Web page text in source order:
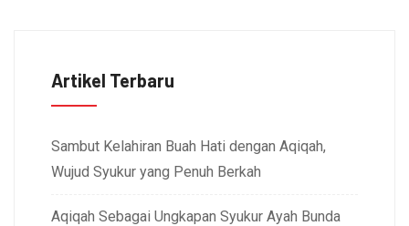
Artikel Terbaru
Sambut Kelahiran Buah Hati dengan Aqiqah,
Wujud Syukur yang Penuh Berkah
Aqiqah Sebagai Ungkapan Syukur Ayah Bunda